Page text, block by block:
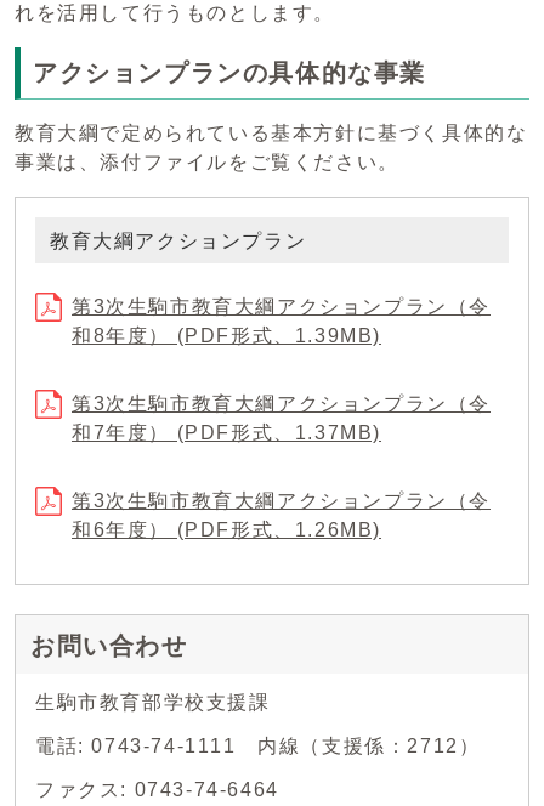
れを活用して行うものとします。
アクションプランの具体的な事業
教育大綱で定められている基本方針に基づく具体的な
事業は、添付ファイルをご覧ください。
教育大綱アクションプラン
第3次生駒市教育大綱アクションプラン（令
和8年度） (PDF形式、1.39MB)
第3次生駒市教育大綱アクションプラン（令
和7年度） (PDF形式、1.37MB)
第3次生駒市教育大綱アクションプラン（令
和6年度） (PDF形式、1.26MB)
お問い合わせ
生駒市教育部学校支援課
電話: 0743-74-1111 内線（支援係：2712）
ファクス: 0743-74-6464